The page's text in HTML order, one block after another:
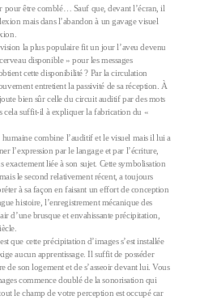
être comblé… Sauf que, devant l’écran, il
mais dans l’abandon à un gavage visuel
la plus populaire fit un jour l’aveu devenu
disponible » pour les messages
cette disponibilité ? Par la circulation
entretient la passivité de sa réception. À
bien sûr celle du circuit auditif par des mots
cela suffit-il à expliquer la fabrication du «
combine l’auditif et le visuel mais il lui a
l’expression par le langage et par l’écriture,
liée à son sujet. Cette symbolisation
le second relativement récent, a toujours
à sa façon en faisant un effort de conception
histoire, l’enregistrement mécanique des
d’une brusque et envahissante précipitation,
que cette précipitation d’images s’est installée
aucun apprentissage. Il suffit de posséder
de son logement et de s’asseoir devant lui. Vous
commence doublé de la sonorisation qui
le champ de votre perception est occupé car